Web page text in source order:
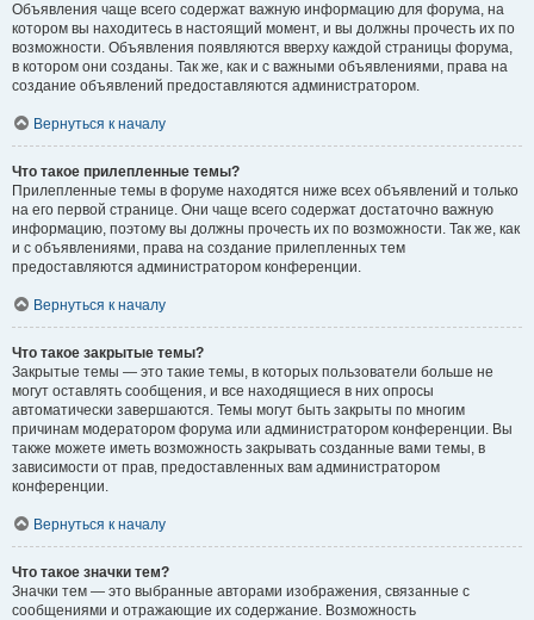
Объявления чаще всего содержат важную информацию для форума, на
котором вы находитесь в настоящий момент, и вы должны прочесть их по
возможности. Объявления появляются вверху каждой страницы форума,
в котором они созданы. Так же, как и с важными объявлениями, права на
создание объявлений предоставляются администратором.
Вернуться к началу
Что такое прилепленные темы?
Прилепленные темы в форуме находятся ниже всех объявлений и только
на его первой странице. Они чаще всего содержат достаточно важную
информацию, поэтому вы должны прочесть их по возможности. Так же, как
и с объявлениями, права на создание прилепленных тем
предоставляются администратором конференции.
Вернуться к началу
Что такое закрытые темы?
Закрытые темы — это такие темы, в которых пользователи больше не
могут оставлять сообщения, и все находящиеся в них опросы
автоматически завершаются. Темы могут быть закрыты по многим
причинам модератором форума или администратором конференции. Вы
также можете иметь возможность закрывать созданные вами темы, в
зависимости от прав, предоставленных вам администратором
конференции.
Вернуться к началу
Что такое значки тем?
Значки тем — это выбранные авторами изображения, связанные с
сообщениями и отражающие их содержание. Возможность